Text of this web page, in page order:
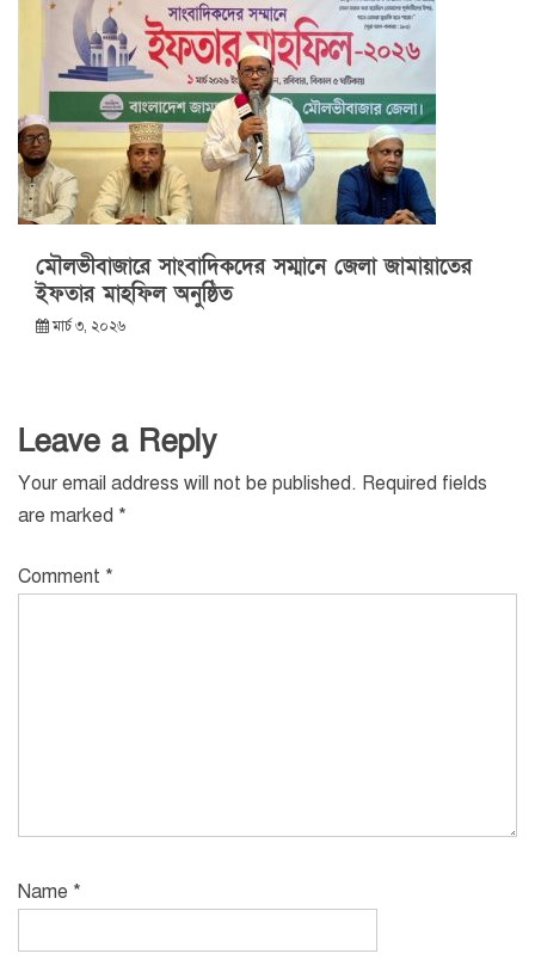
মৌলভীবাজারে সাংবাদিকদের সম্মানে জেলা জামায়াতের
ইফতার মাহফিল অনুষ্ঠিত
মার্চ ৩, ২০২৬
Leave a Reply
Your email address will not be published. Required fields
are marked *
Comment *
Name *